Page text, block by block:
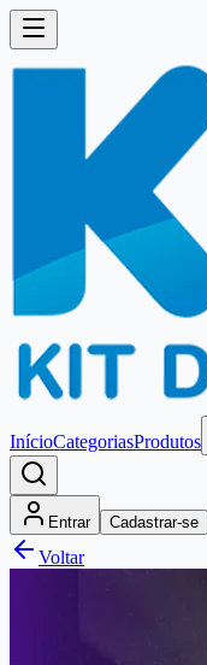
InícioCategoriasProdutos
Entrar Cadastrar-se
Voltar